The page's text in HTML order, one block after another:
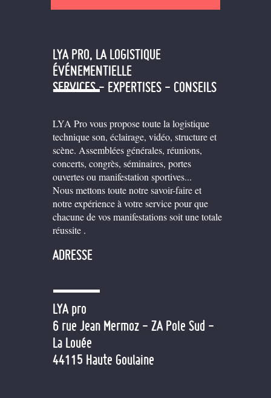
LYA PRO, LA LOGISTIQUE
ÉVÉNEMENTIELLE
SERVICES - EXPERTISES - CONSEILS
LYA Pro vous propose toute la logistique
technique son, éclairage, vidéo, structure et
scène. Assemblées générales, réunions,
concerts, congrès, séminaires, portes
ouvertes ou manifestation sportives...
Nous mettons toute notre savoir-faire et
notre expérience à votre service pour que
chacune de vos manifestations soit une totale
réussite .
ADRESSE
LYA pro
6 rue Jean Mermoz - ZA Pole Sud -
La Louée
44115 Haute Goulaine